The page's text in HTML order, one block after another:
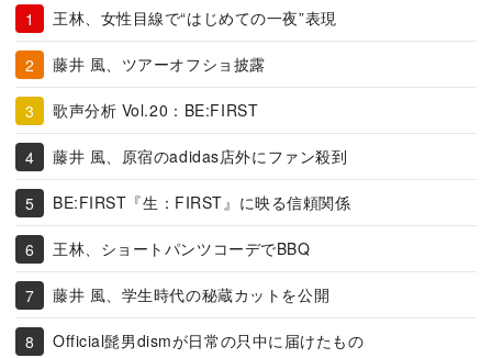
王林、女性目線で“はじめての一夜”表現
藤井 風、ツアーオフショ披露
歌声分析 Vol.20：BE:FIRST
藤井 風、原宿のadidas店外にファン殺到
BE:FIRST『生：FIRST』に映る信頼関係
王林、ショートパンツコーデでBBQ
藤井 風、学生時代の秘蔵カットを公開
Official髭男dismが日常の只中に届けたもの